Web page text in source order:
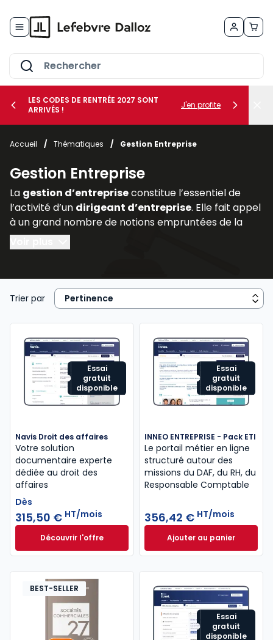
le sous-menu Vos métiers
le sous-menu Vos besoins
LES CODES DE RENTRÉE 2027 SONT
ARRIVÉS !
J'en profite
Accueil / Thématiques / Gestion Entreprise
Gestion Entreprise
La gestion d’entrepriseconstitue l’essentiel de
l’activité d’un dirigeant d’entreprise. Elle fait appel
à un grand nombre de notions empruntées de la
comptabilité, de la finance (
moyen de la
juridique, contrats commerciaux, fiscalité, cadre
réglementaire et légal de l’activité), de la
de ressources humaines...
Trier par
Essai
gratuit
disponible
Navis Droit des affaires
Votre solution
documentaire experte
dédiée au droit des
affaires
Dès
315,50 € HT/mois
Découvrir l'offreNavis Droit des affaires à partir de
Dès
Essai
gratuit
disponible
INNEO ENTREPRISE - Pack ETI
Le portail métier en ligne
structuré autour des
missions​ du DAF, du RH, du
Responsable Comptable
356,42 € HT/mois
Ajouter au panier
INNEO
BEST-SELLER
Essai
gratuit
disponible